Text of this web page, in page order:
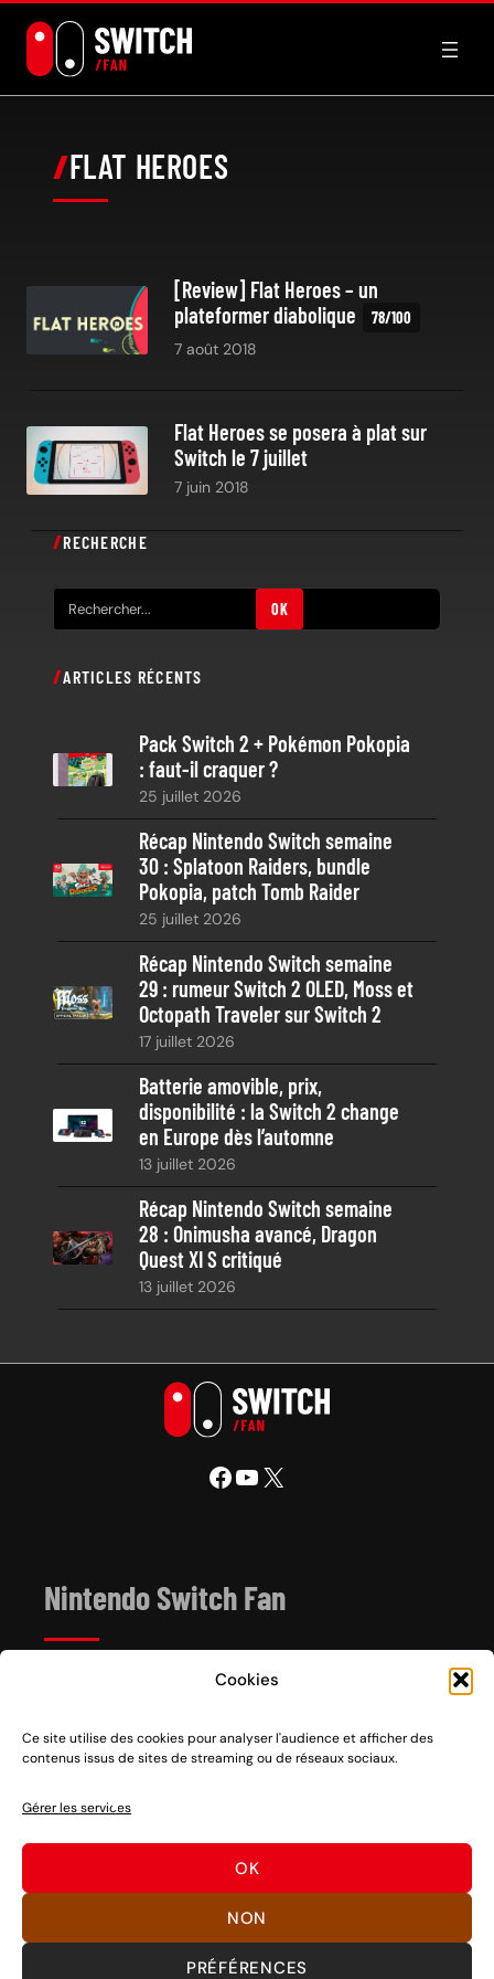
Cookies
Ce site utilise des cookies pour analyser l'audience et afficher des
contenus issus de sites de streaming ou de réseaux sociaux.
Gérer les services
OK
NON
PRÉFÉRENCES
contenu
FLAT HEROES
[Review] Flat Heroes – un
plateformer diabolique
7 août 2018
Flat Heroes se posera à plat sur
Switch le 7 juillet
7 juin 2018
RECHERCHE
e
h
OK
ARTICLES RÉCENTS
Pack Switch 2 + Pokémon Pokopia
: faut-il craquer ?
25 juillet 2026
Récap Nintendo Switch semaine
30 : Splatoon Raiders, bundle
Pokopia, patch Tomb Raider
25 juillet 2026
Récap Nintendo Switch semaine
29 : rumeur Switch 2 OLED, Moss et
Octopath Traveler sur Switch 2
17 juillet 2026
Batterie amovible, prix,
disponibilité : la Switch 2 change
en Europe dès l’automne
13 juillet 2026
Récap Nintendo Switch semaine
28 : Onimusha avancé, Dragon
Quest XI S critiqué
13 juillet 2026
Facebook YouTube X
Nintendo Switch Fan
Depuis 2017, Nintendo Switch Fan est un site de
Switch 1 et 2, sortie le 3 mars 2017.
partages sociaux aux clics sur nos liens en passant par
Bons jeux !